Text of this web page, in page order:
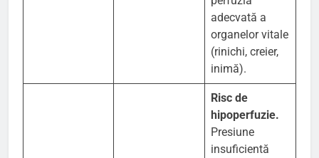
adecvată a
organelor vitale
(rinichi, creier,
inimă).
Risc de
hipoperfuzie.
Presiune
insuficientă